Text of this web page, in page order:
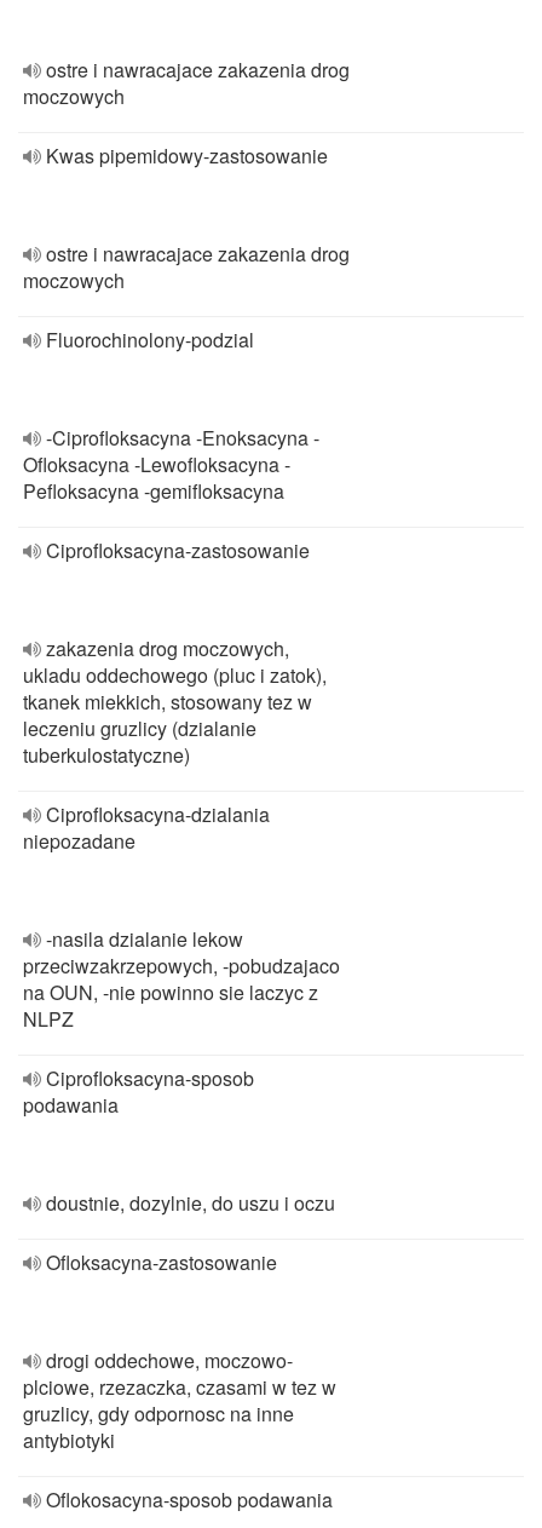
ostre i nawracajace zakazenia drog
moczowych
Kwas pipemidowy-zastosowanie
ostre i nawracajace zakazenia drog
moczowych
Fluorochinolony-podzial
-Ciprofloksacyna -Enoksacyna -
Ofloksacyna -Lewofloksacyna -
Pefloksacyna -gemifloksacyna
Ciprofloksacyna-zastosowanie
zakazenia drog moczowych,
ukladu oddechowego (pluc i zatok),
tkanek miekkich, stosowany tez w
leczeniu gruzlicy (dzialanie
tuberkulostatyczne)
Ciprofloksacyna-dzialania
niepozadane
-nasila dzialanie lekow
przeciwzakrzepowych, -pobudzajaco
na OUN, -nie powinno sie laczyc z
NLPZ
Ciprofloksacyna-sposob
podawania
doustnie, dozylnie, do uszu i oczu
Ofloksacyna-zastosowanie
drogi oddechowe, moczowo-
plciowe, rzezaczka, czasami w tez w
gruzlicy, gdy odpornosc na inne
antybiotyki
Oflokosacyna-sposob podawania